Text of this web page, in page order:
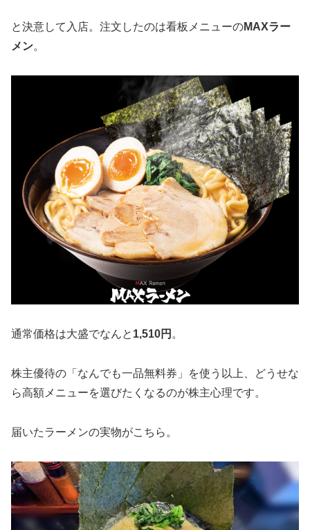
と決意して入店。注文したのは看板メニューのMAXラー
メン。
通常価格は大盛でなんと 1,510円 。
株主優待の「なんでも一品無料券」を使う以上、どうせな
ら高額メニューを選びたくなるのが株主心理です。
届いたラーメンの実物がこちら。